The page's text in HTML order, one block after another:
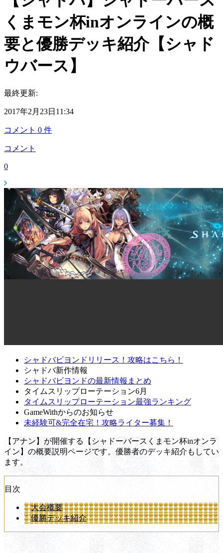
くまモン杯inオンラインの概
要と優勝デッキ紹介【シャド
ウバース】
最終更新:
2017年2月23日11:34
コメント 0 件
コメント
0
シャドバビヨンドリリース！攻略はこちら！
シャドバ新作情報
シャドバビヨンドの最新情報まとめ
タイムスリップローテーション6月
タイムスリップローテーション最強ランキング
GameWithからのお知らせ
未経験可&完全在宅！攻略ライター募集！
【アナン】が開催する【シャドーバースくまモン杯inオンラ
イン】の概要説明ページです。優勝者のデッキ紹介もしてい
ます。
目次
大会概要
優勝デッキ紹介